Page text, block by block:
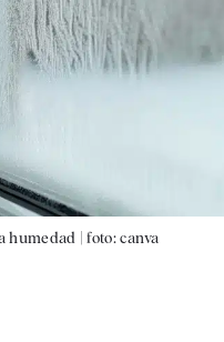
humedad |foto: canva